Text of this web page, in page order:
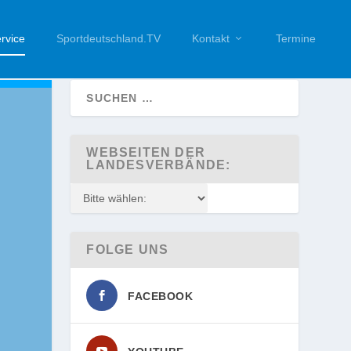
Sportdeutschland.TV Kontakt Termine
WEBSEITEN DER
LANDESVERBÄNDE:
FOLGE UNS
FACEBOOK